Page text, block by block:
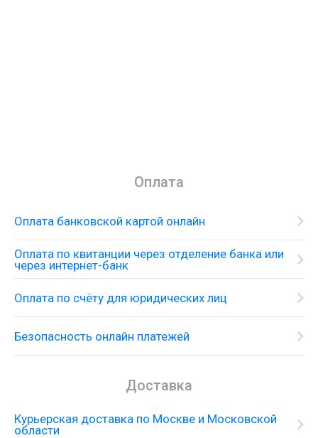
Оплата
Оплата банковской картой онлайн
Оплата по квитанции через отделение банка или
через интернет-банк
Оплата по счёту для юридических лиц
Безопасность онлайн платежей
Доставка
Курьерская доставка по Москве и Московской
области